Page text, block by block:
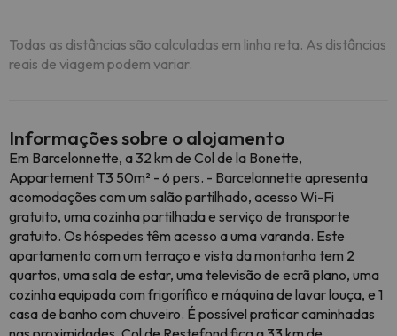
Todas as distâncias são calculadas em linha reta. As distâncias
reais de viagem podem variar.
Informações sobre o alojamento
Em Barcelonnette, a 32 km de Col de la Bonette,
Appartement T3 50m² - 6 pers. - Barcelonnette apresenta
acomodações com um salão partilhado, acesso Wi-Fi
gratuito, uma cozinha partilhada e serviço de transporte
gratuito. Os hóspedes têm acesso a uma varanda. Este
apartamento com um terraço e vista da montanha tem 2
quartos, uma sala de estar, uma televisão de ecrã plano, uma
cozinha equipada com frigorífico e máquina de lavar louça, e 1
casa de banho com chuveiro. É possível praticar caminhadas